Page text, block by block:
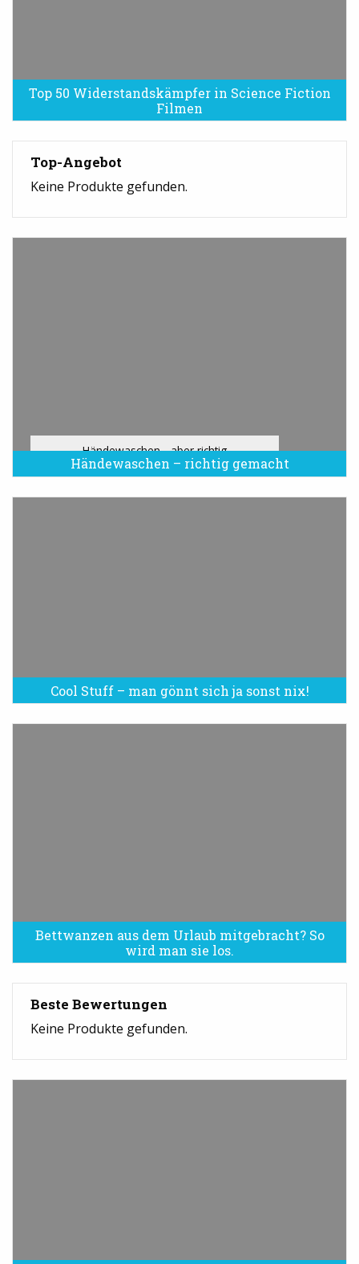
Top 50 Widerstandskämpfer in Science Fiction
Filmen
Top-Angebot
Keine Produkte gefunden.
Händewaschen – richtig gemacht
Händewaschen - aber richtig
Cool Stuff – man gönnt sich ja sonst nix!
Bettwanzen aus dem Urlaub mitgebracht? So
wird man sie los.
Bettwanzen sind eine Plage
Beste Bewertungen
Keine Produkte gefunden.